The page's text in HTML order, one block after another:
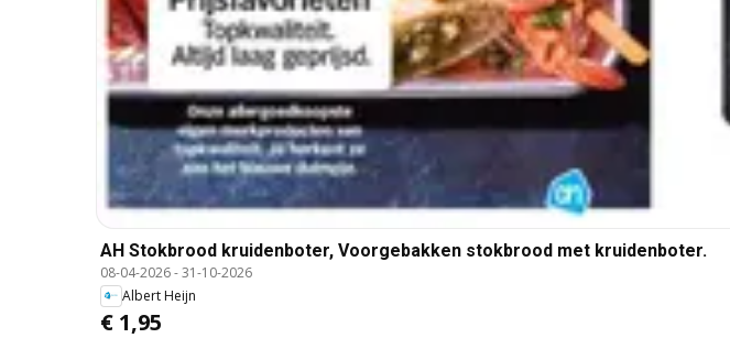
AH Stokbrood kruidenboter, Voorgebakken stokbrood met kruidenboter.
08-04-2026-31-10-2026
Albert Heijn
€ 1,95